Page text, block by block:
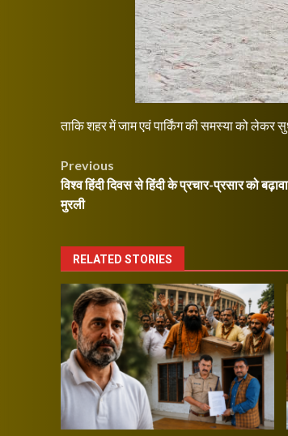
ताकि शहर में जाम एवं पार्किंग की समस्या को लेकर
Post
navigation
Previous
विश्व हिंदी दिवस से हिंदी के प्रचार-प्रसार को
मुरली
RELATED STORIES